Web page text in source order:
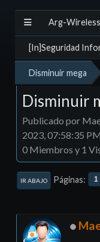
Arg-
[In]Seguridad
Disminuir mega
Disminuir
Publicado por
2023, 07:58:35 PM
0 Miembros y 1
IR ABAJO Páginas 1